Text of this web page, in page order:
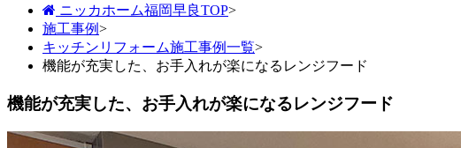
ニッカホーム福岡早良TOP>
施工事例>
キッチンリフォーム施工事例一覧>
機能が充実した、お手入れが楽になるレンジフード
機能が充実した、お手入れが楽になるレンジフード